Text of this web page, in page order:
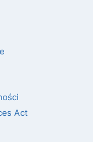
Act